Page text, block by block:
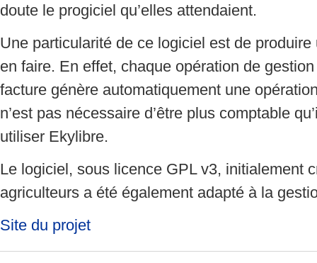
doute le progiciel qu’elles attendaient.
Une particularité de ce logiciel est de
en faire. En effet, chaque opération de
facture génère automatiquement une
n’est pas nécessaire d’être plus comptable
utiliser Ekylibre.
Le logiciel, sous licence GPL v3, initialement
agriculteurs a été également adapté à la
Site du projet